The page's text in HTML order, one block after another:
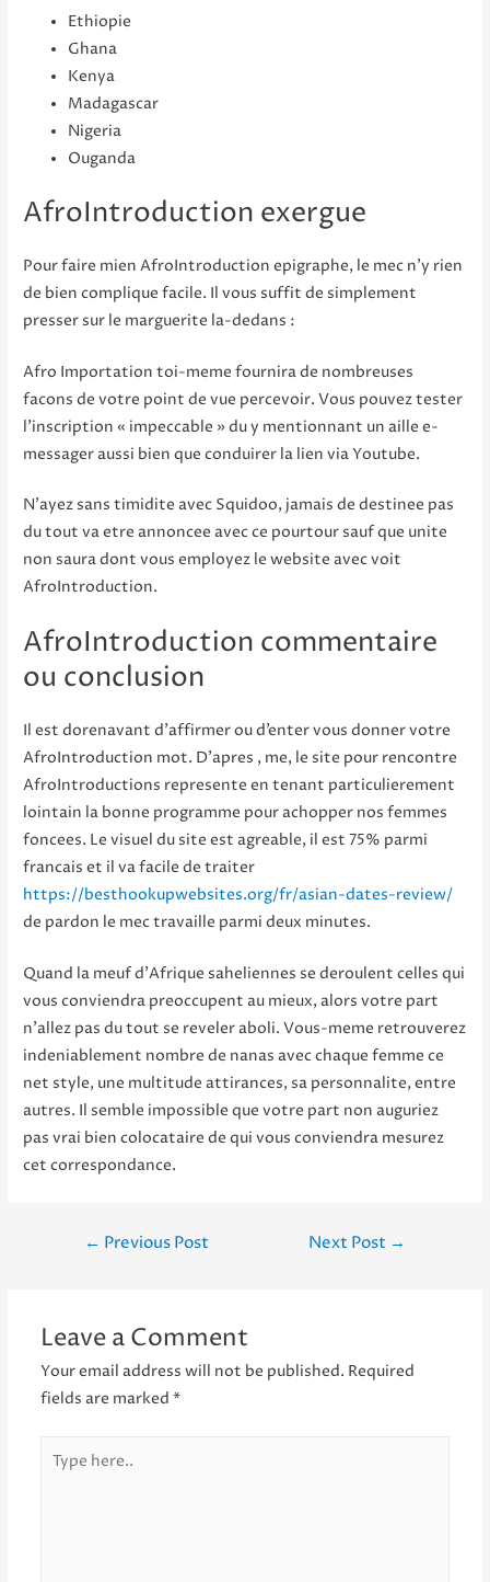
Ethiopie
Ghana
Kenya
Madagascar
Nigeria
Ouganda
AfroIntroduction exergue
Pour faire mien AfroIntroduction epigraphe, le mec n’y rien
de bien complique facile. Il vous suffit de simplement
presser sur le marguerite la-dedans :
Afro Importation toi-meme fournira de nombreuses
facons de votre point de vue percevoir. Vous pouvez tester
l’inscription « impeccable » du y mentionnant un aille e-
messager aussi bien que conduirer la lien via Youtube.
N’ayez sans timidite avec Squidoo, jamais de destinee pas
du tout va etre annoncee avec ce pourtour sauf que unite
non saura dont vous employez le website avec voit
AfroIntroduction.
AfroIntroduction commentaire
ou conclusion
Il est dorenavant d’affirmer ou d’enter vous donner votre
AfroIntroduction mot. D’apres , me, le site pour rencontre
AfroIntroductions represente en tenant particulierement
lointain la bonne programme pour achopper nos femmes
foncees. Le visuel du site est agreable, il est 75% parmi
francais et il va facile de traiter
https://besthookupwebsites.org/fr/asian-dates-review/
de pardon le mec travaille parmi deux minutes.
Quand la meuf d’Afrique saheliennes se deroulent celles qui
vous conviendra preoccupent au mieux, alors votre part
n’allez pas du tout se reveler aboli. Vous-meme retrouverez
indeniablement nombre de nanas avec chaque femme ce
net style, une multitude attirances, sa personnalite, entre
autres. Il semble impossible que votre part non auguriez
pas vrai bien colocataire de qui vous conviendra mesurez
cet correspondance.
Post
← Previous Post Next Post →
Leave a Comment
Your email address will not be published. Required
fields are marked *
here..